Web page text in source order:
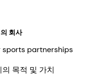
회사
sports partnerships
의 목적 및 가치